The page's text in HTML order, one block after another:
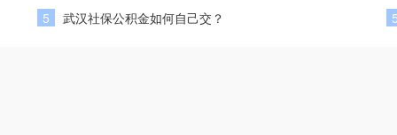
5 武汉社保公积金如何自己交？